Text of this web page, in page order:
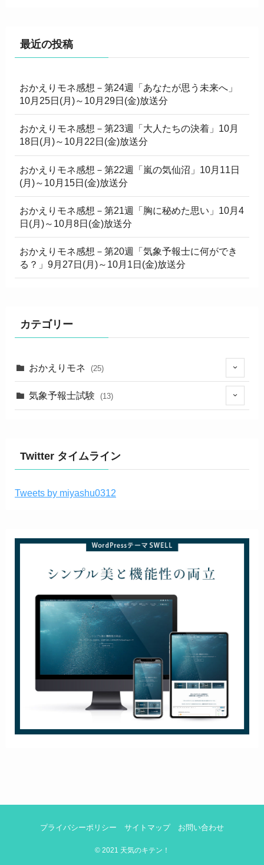
最近の投稿
おかえりモネ感想－第24週「あなたが思う未来へ」
10月25日(月)～10月29日(金)放送分
おかえりモネ感想－第23週「大人たちの決着」10月
18日(月)～10月22日(金)放送分
おかえりモネ感想－第22週「嵐の気仙沼」10月11日
(月)～10月15日(金)放送分
おかえりモネ感想－第21週「胸に秘めた思い」10月4
日(月)～10月8日(金)放送分
おかえりモネ感想－第20週「気象予報士に何ができ
る？」9月27日(月)～10月1日(金)放送分
カテゴリー
おかえりモネ (25)
(24)
気象予報士試験 (13)
Twitter タイムライン
Tweets by miyashu0312
プライバシーポリシー サイトマップ お問い合わせ
©2021 天気のキテン！